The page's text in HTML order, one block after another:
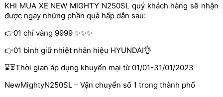
KHI MUA XE NEW MIGHTY N250SL quý khách hàng sẽ nhận
được ngay những phần quà hấp dẫn sau:
👉01 chỉ vàng 9999 ✨✨✨
👉01 bình giữ nhiệt nhãn hiệu HYUNDAI👌
⌛⏳Thời gian áp dụng khuyến mại từ 01/01-31/01/2023
NewMightyN250SL – Vận chuyển số 1 trong thành phố